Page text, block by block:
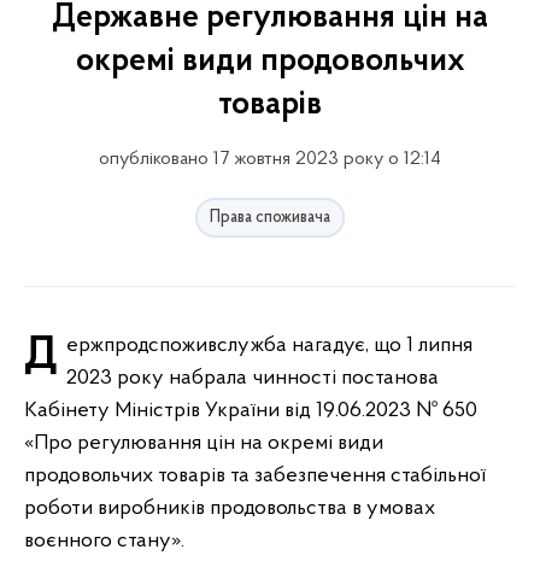
Державне регулювання цін на
окремі види продовольчих
товарів
опубліковано 17 жовтня 2023 року о 12:14
Права споживача
Держпродспоживслужба нагадує, що 1 липня 2023 року набрала чинності постанова
Кабінету Міністрів України від 19.06.2023 № 650
«Про регулювання цін на окремі види
продовольчих товарів та забезпечення стабільної
роботи виробників продовольства в умовах
воєнного стану».